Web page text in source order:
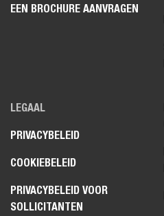
EEN BROCHURE AANVRAGEN
LEGAAL
PRIVACYBELEID
COOKIEBELEID
PRIVACYBELEID VOOR
SOLLICITANTEN